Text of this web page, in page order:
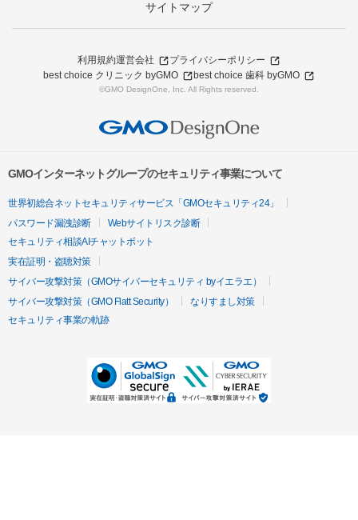
サイトマップ
利用規約運営会社
プライバシーポリシー
best choice クリニック byGMO
best choice 歯科 byGMO
©GMO DesignOne, Inc. All Rights reserved.
GMOインターネットグループのセキュリティ事業について
世界初総合ネットセキュリティサービス「GMOセキュリティ24」
パスワード漏洩診断
Webサイトリスク診断
セキュリティ相談AIチャットボット
実在証明・盗聴対策
サイバー攻撃対策（GMOサイバーセキュリティ byイエラエ）
サイバー攻撃対策（GMO Flatt Security）
なりすまし対策
セキュリティ事業の軌跡